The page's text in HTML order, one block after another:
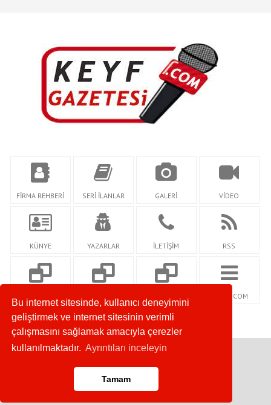
Bu internet sitesinde, kullanıcı deneyimini
geliştirmek ve internet sitesinin verimli
çalışmasını sağlamak amacıyla çerezler
kullanılmaktadır. Ayrıntıları inceleyin
Tamam
FİRMA REHBERİ SERİ İLANLAR GALERİ VİDEO
KÜNYE YAZARLAR İLETİŞİM RSS
OM
NETİDİ.COM
Anasayfa
RSS